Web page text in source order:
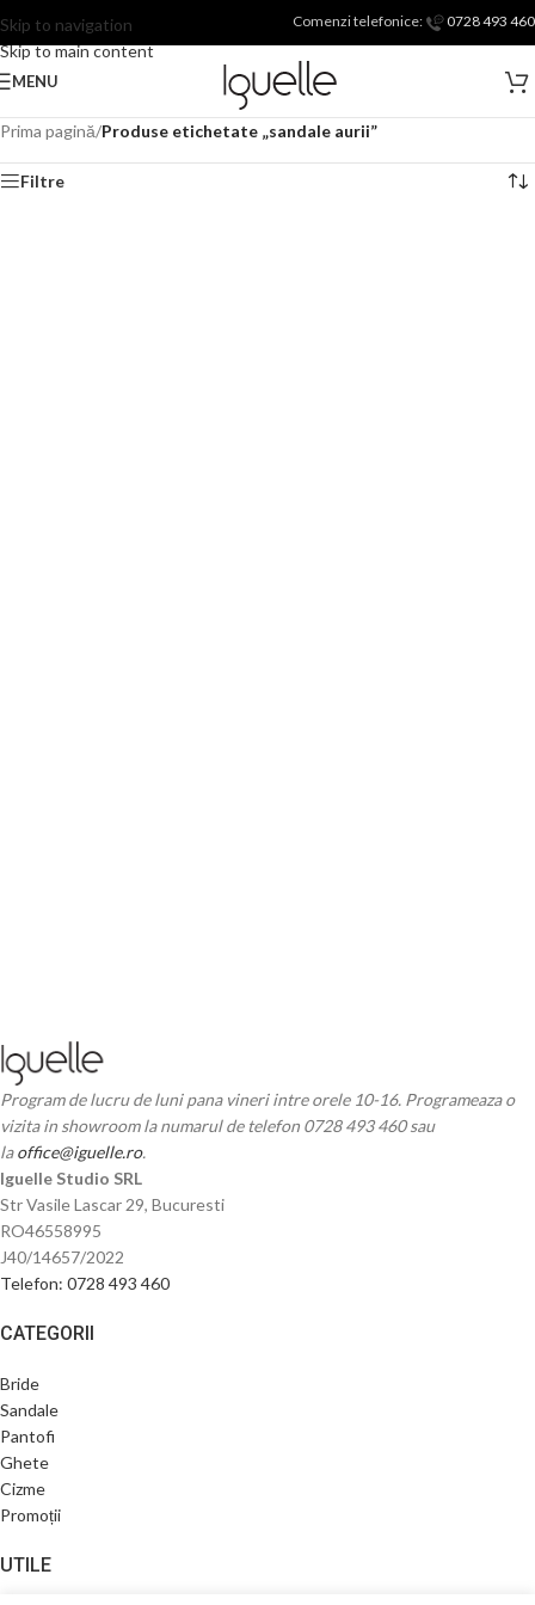
Skip to navigation
Skip to main content
Comenzi telefonice: 0728 493 460
MENU
Prima pagină/Produse etichetate „sandale aurii”
Filtre
Program de lucru de luni pana vineri intre orele 10-16. Programeaza o
vizita in showroom la numarul de telefon 0728 493 460 sau
laoffice@iguelle.ro.
Iguelle Studio SRL
Str Vasile Lascar 29, Bucuresti
RO46558995
J40/14657/2022
Telefon: 0728 493 460
CATEGORII
Bride
Sandale
Pantofi
Ghete
Cizme
Promoții
UTILE